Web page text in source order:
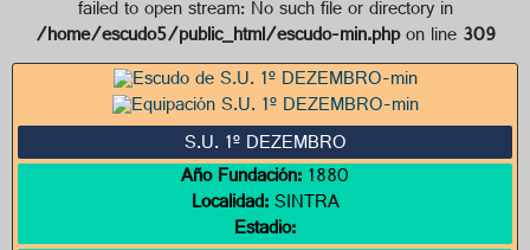
failed to open stream: No such file or directory in
/home/escudo5/public_html/escudo-min.phpon line309
S.U. 1º DEZEMBRO
Año Fundación:1880
Localidad:SINTRA
Estadio: